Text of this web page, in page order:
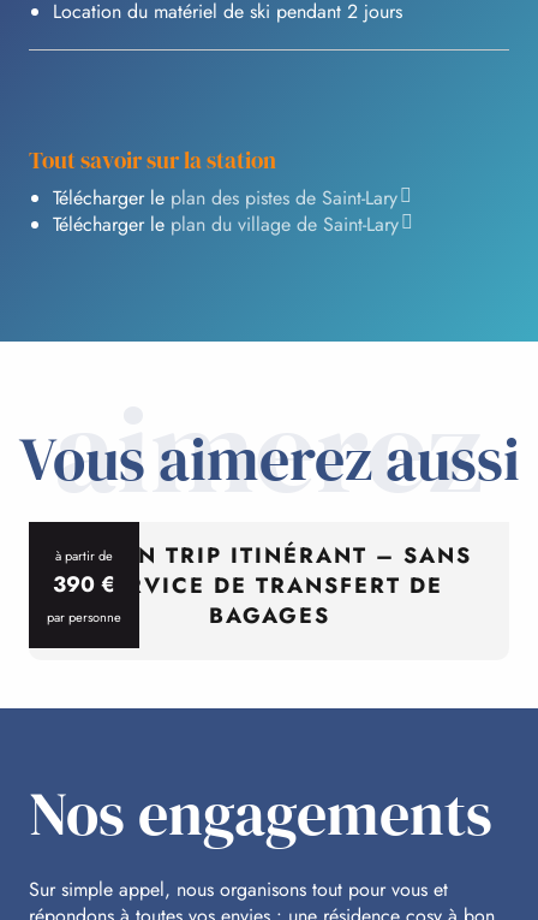
Location du matériel de ski pendant 2 jours
Tout savoir sur la station
Télécharger le plan des pistes de Saint-Lary
Télécharger le plan du village de Saint-Lary
aimerez
Vous aimerez aussi
à partir de
390€
par personne
CYCL’N TRIP ITINÉRANT – SANS
SERVICE DE TRANSFERT DE
BAGAGES
Nos engagements
Sur simple appel, nous organisons tout pour vous et